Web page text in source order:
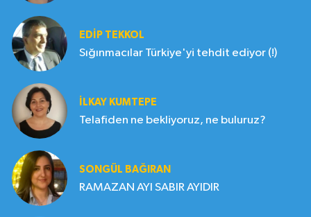
EDIP TEKKOL
Sığınmacılar Türkiye'yi tehdit ediyor (!)
İLKAY KUMTEPE
Telafiden ne bekliyoruz, ne buluruz?
SONGÜL BAĞIRAN
RAMAZAN AYI SABIR AYIDIR